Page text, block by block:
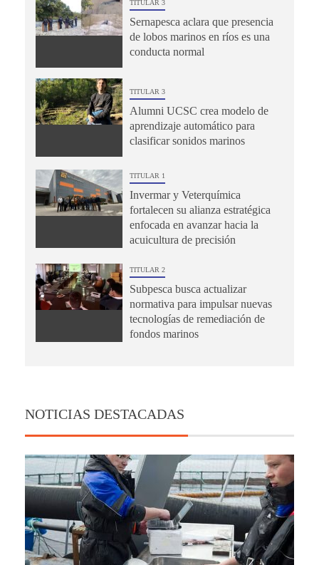
TITULAR 3
Sernapesca aclara que presencia
de lobos marinos en ríos es una
conducta normal
TITULAR 3
Alumni UCSC crea modelo de
aprendizaje automático para
clasificar sonidos marinos
TITULAR 1
Invermar y Veterquímica
fortalecen su alianza estratégica
enfocada en avanzar hacia la
acuicultura de precisión
TITULAR 2
Subpesca busca actualizar
normativa para impulsar nuevas
tecnologías de remediación de
fondos marinos
NOTICIAS DESTACADAS